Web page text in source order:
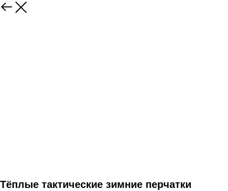
Тёплые тактические зимние перчатки